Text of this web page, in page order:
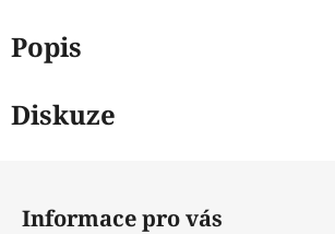
Popis
Diskuze
Informace pro vás